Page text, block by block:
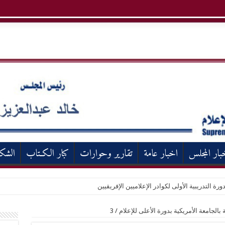
المجلس اخبار عامة تقارير وحوارات كبار الكـتاب
التدريبية الأولى لكوادر الإعلاميين الإفريقيين
الأمريكية بدورة الأعلى للإعلام /
3